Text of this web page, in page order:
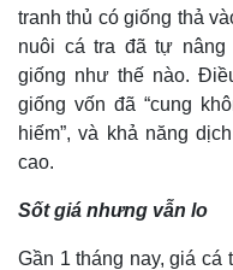
Thế giới
Quan sát
Cuộc sống đó đây
Hồ sơ
tranh thủ có giống thả
nuôi cá tra đã tự
giống như thế nào.
giống vốn đã “cung
hiếm”, và khả năng
cao.
Sốt giá nhưng vẫn lo
Gần 1 tháng nay, giá cá